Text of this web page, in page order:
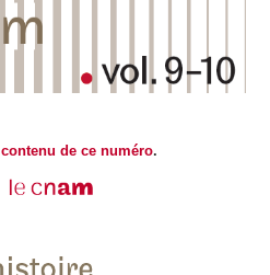
contenu de ce numéro.